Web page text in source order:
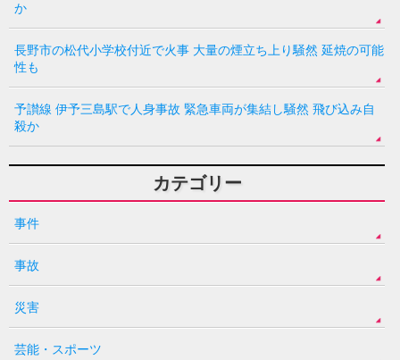
か
長野市の松代小学校付近で火事 大量の煙立ち上り騒然 延焼の可能
性も
予讃線 伊予三島駅で人身事故 緊急車両が集結し騒然 飛び込み自
殺か
カテゴリー
事件
事故
災害
芸能・スポーツ